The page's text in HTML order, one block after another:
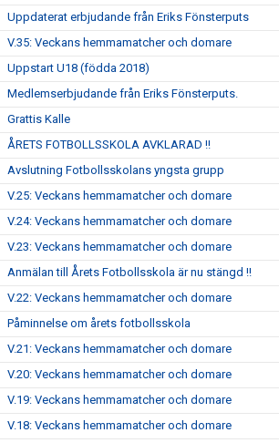
Uppdaterat erbjudande från Eriks Fönsterputs
V.35: Veckans hemmamatcher och domare
Uppstart U18 (födda 2018)
Medlemserbjudande från Eriks Fönsterputs.
Grattis Kalle
ÅRETS FOTBOLLSSKOLA AVKLARAD !!
Avslutning Fotbollsskolans yngsta grupp
V.25: Veckans hemmamatcher och domare
V.24: Veckans hemmamatcher och domare
V.23: Veckans hemmamatcher och domare
Anmälan till Årets Fotbollsskola är nu stängd !!
V.22: Veckans hemmamatcher och domare
Påminnelse om årets fotbollsskola
V.21: Veckans hemmamatcher och domare
V.20: Veckans hemmamatcher och domare
V.19: Veckans hemmamatcher och domare
V.18: Veckans hemmamatcher och domare